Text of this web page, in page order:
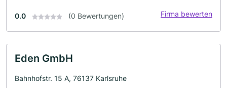
0.0 (0 Bewertungen) Firma bewerten
Eden GmbH
Bahnhofstr. 15 A, 76137 Karlsruhe